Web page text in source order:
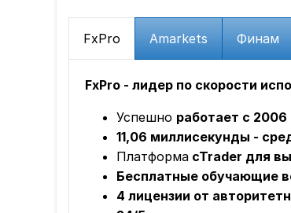
FxPro Amarkets Финам
FxPro - лидер по скорости
Успешно работает с 2006
11,06 миллисекунды -
Платформа cTrader для
Бесплатные обучающие
4 лицензии от